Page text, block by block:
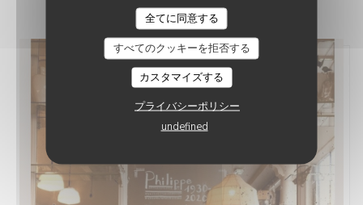
全てに同意する
すべてのクッキーを拒否する
カスタマイズする
プライバシーポリシー
undefined